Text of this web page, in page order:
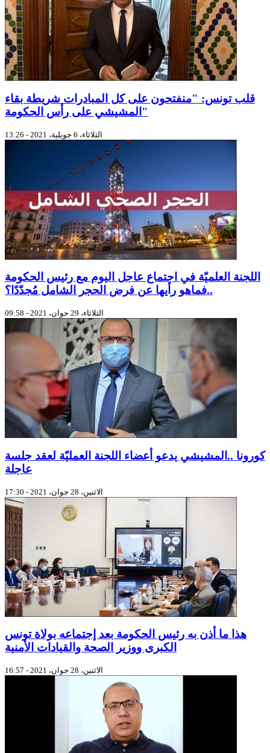
قلب تونس: "منفتحون على كل المبادرات شريطة بقاء
المشيشي على رأس الحكومة"
الثلاثاء، 6 جويلية، 2021 - 13:26
اللجنة العلميّة في اجتماع عاجل اليوم مع رئيس الحكومة
..فماهو رأيها عن فرض الحجر الشامل مُجدّدًا؟
الثلاثاء، 29 جوان، 2021 - 09:58
كورونا ..المشيشي يدعو أعضاء اللجنة العمليّة لعقد جلسة
عاجلة
الاثنين، 28 جوان، 2021 - 17:30
هذا ما أذن به رئيس الحكومة بعد إجتماعه بولاة تونس
الكبرى ووزير الصحة والقيادات الأمنية
الاثنين، 28 جوان، 2021 - 16:57